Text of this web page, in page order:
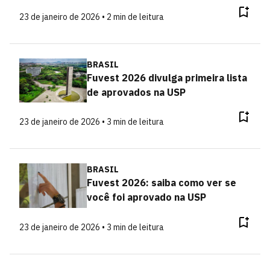
23 de janeiro de 2026 • 2 min de leitura
BRASIL
Fuvest 2026 divulga primeira lista
de aprovados na USP
23 de janeiro de 2026 • 3 min de leitura
BRASIL
Fuvest 2026: saiba como ver se
você foi aprovado na USP
23 de janeiro de 2026 • 3 min de leitura